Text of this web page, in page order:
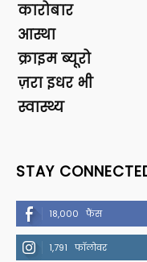
कारोबार
आस्था
क्राइम ब्यूरो
ज़रा इधर भी
स्वास्थ्य
STAY
18,000 फैंस
1,791 फॉलोवर